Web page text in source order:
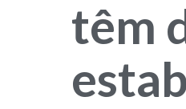
têm